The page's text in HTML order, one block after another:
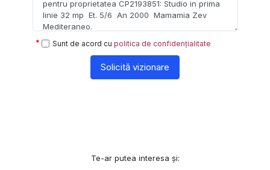
Sunt de acord cu politica de confidențialitate
Solicită vizionare
Te-ar putea interesa și: